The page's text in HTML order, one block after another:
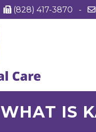
(828) 417-3870 -
WHAT IS